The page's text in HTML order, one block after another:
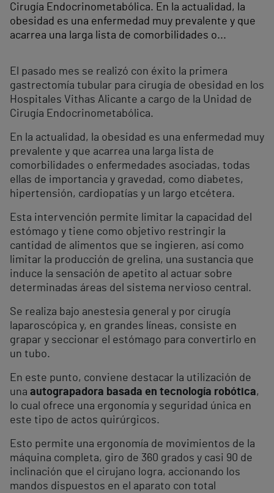
Cirugía Endocrinometabólica. En la actualidad, la
obesidad es una enfermedad muy prevalente y que
acarrea una larga lista de comorbilidades o...
El pasado mes se realizó con éxito la primera
gastrectomía tubular para cirugía de obesidad en los
Hospitales Vithas Alicante a cargo de la Unidad de
Cirugía Endocrinometabólica.
En la actualidad, la obesidad es una enfermedad muy
prevalente y que acarrea una larga lista de
comorbilidades o enfermedades asociadas, todas
ellas de importancia y gravedad, como diabetes,
hipertensión, cardiopatías y un largo etcétera.
Esta intervención permite limitar la capacidad del
estómago y tiene como objetivo restringir la
cantidad de alimentos que se ingieren, así como
limitar la producción de grelina, una sustancia que
induce la sensación de apetito al actuar sobre
determinadas áreas del sistema nervioso central.
Se realiza bajo anestesia general y por cirugía
laparoscópica y, en grandes líneas, consiste en
grapar y seccionar el estómago para convertirlo en
un tubo.
En este punto, conviene destacar la utilización de
una autograpadora basada en tecnología robótica,
lo cual ofrece una ergonomía y seguridad única en
este tipo de actos quirúrgicos.
Esto permite una ergonomía de movimientos de la
máquina completa, giro de 360 grados y casi 90 de
inclinación que el cirujano logra, accionando los
mandos dispuestos en el aparato con total